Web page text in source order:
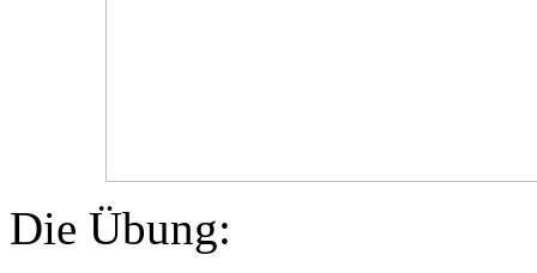
Die Übung: